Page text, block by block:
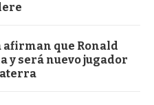
afirman que Ronald
y será nuevo jugador